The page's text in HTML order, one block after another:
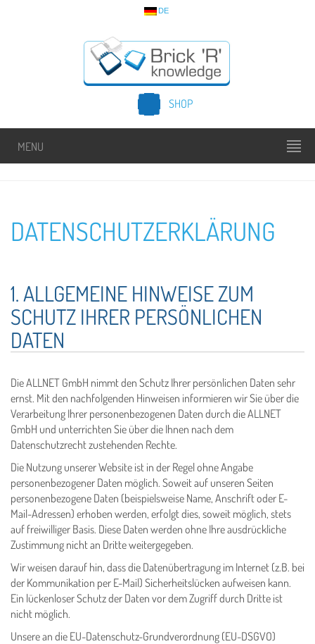
DE
SHOP
MENU
DATENSCHUTZERKLÄRUNG
1. ALLGEMEINE HINWEISE ZUM
SCHUTZ IHRER PERSÖNLICHEN
DATEN
Die ALLNET GmbH nimmt den Schutz Ihrer persönlichen Daten sehr
ernst. Mit den nachfolgenden Hinweisen informieren wir Sie über die
Verarbeitung Ihrer personenbezogenen Daten durch die ALLNET
GmbH und unterrichten Sie über die Ihnen nach dem
Datenschutzrecht zustehenden Rechte.
Die Nutzung unserer Website ist in der Regel ohne Angabe
personenbezogener Daten möglich. Soweit auf unseren Seiten
personenbezogene Daten (beispielsweise Name, Anschrift oder E-
Mail-Adressen) erhoben werden, erfolgt dies, soweit möglich, stets
auf freiwilliger Basis. Diese Daten werden ohne Ihre ausdrückliche
Zustimmung nicht an Dritte weitergegeben.
Wir weisen darauf hin, dass die Datenübertragung im Internet (z.B. bei
der Kommunikation per E-Mail) Sicherheitslücken aufweisen kann.
Ein lückenloser Schutz der Daten vor dem Zugriff durch Dritte ist
nicht möglich.
Unsere an die EU-Datenschutz-Grundverordnung (EU-DSGVO)